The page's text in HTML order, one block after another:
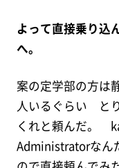
よって直接乗り
へ。
案の定学部の方は
人いるぐらい と
くれと頼んだ。
Administratorなん